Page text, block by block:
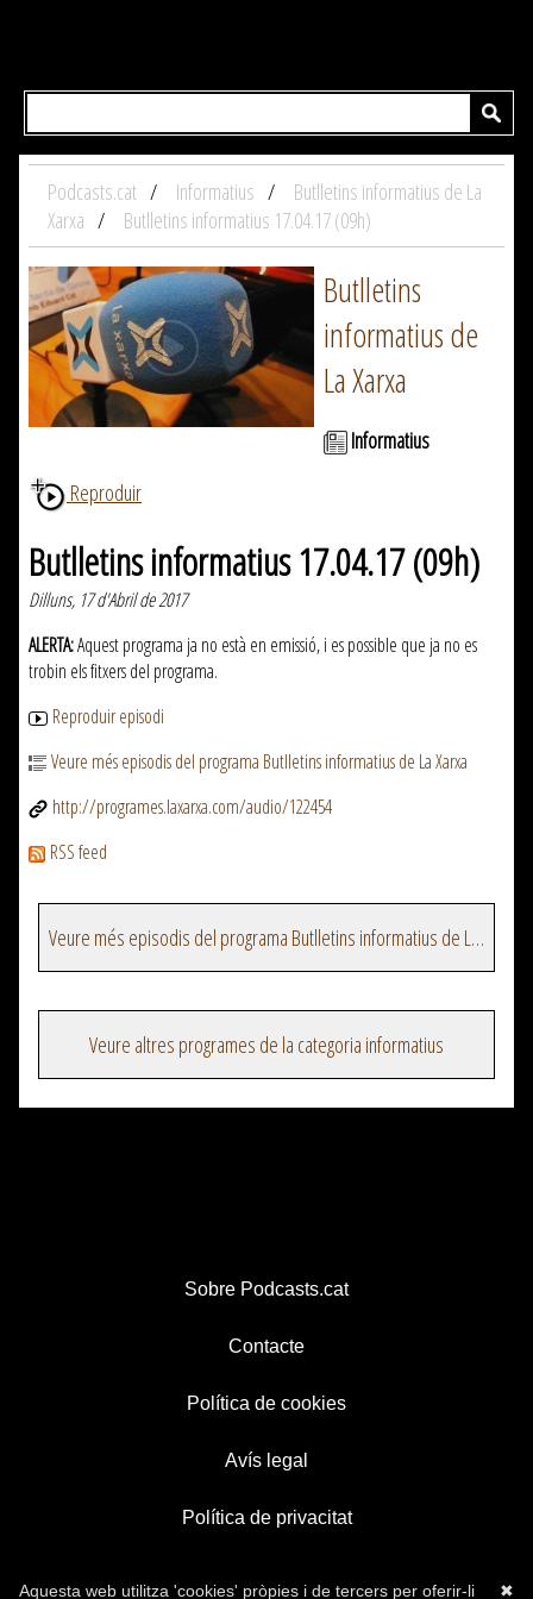
Podcasts.cat Informatius
Butlletins informatius de La
Xarxa
Butlletins informatius 17.04.17 (09h)
Butlletins
informatius de
La Xarxa
Informatius
Reproduir
Butlletins informatius 17.04.17 (09h)
Dilluns, 17 d'Abril de 2017
ALERTA:Aquest programa ja no està en emissió, i es possible que ja no es
trobin els fitxers del programa.
Reproduir episodi
Veure més episodis del programa Butlletins informatius de La Xarxa
http://programes.laxarxa.com/audio/122454
RSS feed
Veure més episodis del programa Butlletins informatius de La Xarxa
Veure altres programes de la categoria informatius
Sobre Podcasts.cat
Contacte
Política de cookies
Avís legal
Política de privacitat
✖
Aquesta web utilitza 'cookies' pròpies i de tercers per oferir-li